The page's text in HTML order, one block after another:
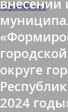
округе
2024